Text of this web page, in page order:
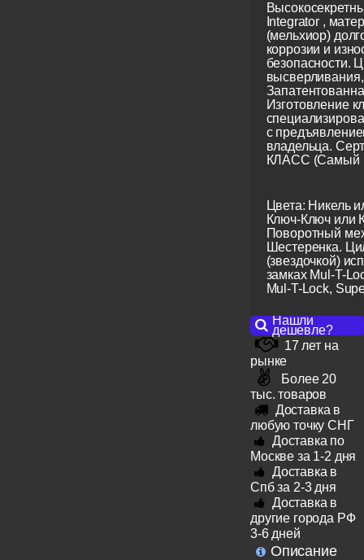
Integrator ,
(мельхиор)
коррозии и
безопасности.
Изготовление
с
владельца.
КЛАСС (Самый
Цвета: Никель
Ключ-Ключ или
Поворотный
Шестеренка.
(звездочкой)
замках Mul-T-
Mul-T-Lock,
Нашли
дешевле?
17 лет на
рынке
Более 20
тыс. товаров
Доставка в
любую точку СНГ
Доставка по
Москве за 1-2 дня
Доставка в
Спб за 2-3 дня
Доставка в
другие города РФ
3-6 дней
Описание